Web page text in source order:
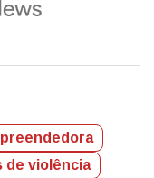
de violência